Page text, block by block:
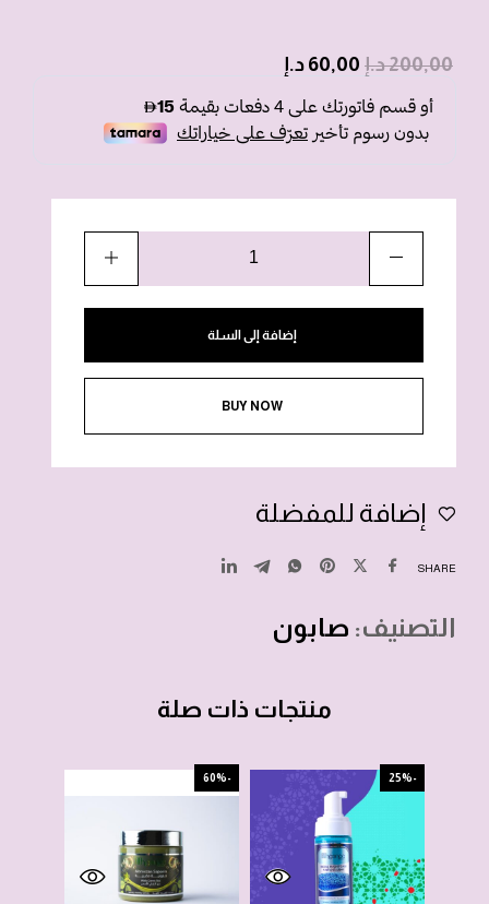
200,00د.إ 60,00 د.إ
إضافة إلى السلة
BUY NOW
إضافة للمفضلة
SHARE
التصنيف: صابون
منتجات ذات صلة
-25%
-60%